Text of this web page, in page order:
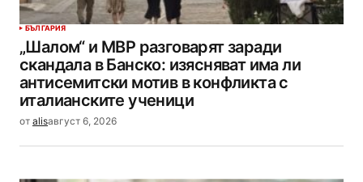
БЪЛГАРИЯ
„Шалом“ и МВР разговарят заради
скандала в Банско: изясняват има ли
антисемитски мотив в конфликта с
италианските ученици
от alisавгуст 6, 2026